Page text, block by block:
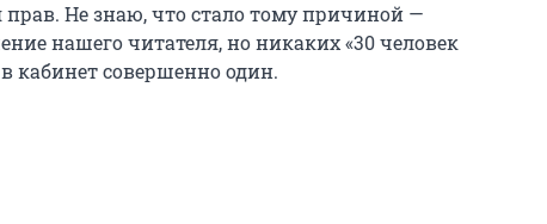
прав. Не знаю, что стало тому причиной —
нашего читателя, но никаких «30 человек
кабинет совершенно один.